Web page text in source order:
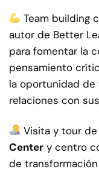
Team building
autor de Better
para fomentar la
pensamiento
la oportunidad
relaciones con
Visita y tour de
Center y centro
de